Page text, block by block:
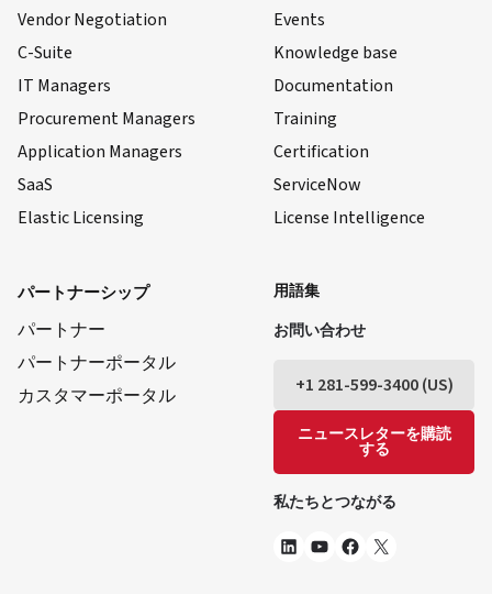
Vendor Negotiation
C-Suite
IT Managers
Procurement Managers
Application Managers
SaaS
Elastic Licensing
Events
Knowledge base
Documentation
Training
Certification
ServiceNow
License Intelligence
パートナーシップ
パートナー
パートナーポータル
カスタマーポータル
用語集
お問い合わせ
+1 281-599-3400 (US)
ニュースレターを購読
する
私たちとつながる